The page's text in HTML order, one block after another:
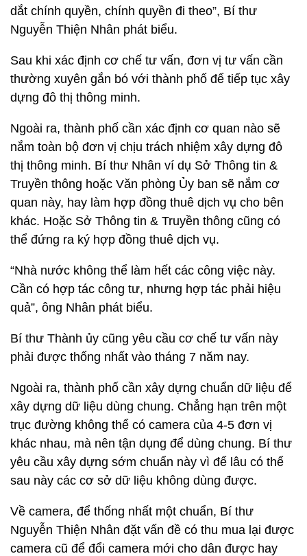
dắt chính quyền, chính quyền đi theo”, Bí thư
Nguyễn Thiện Nhân phát biểu.
Sau khi xác định cơ chế tư vấn, đơn vị tư vấn cần
thường xuyên gắn bó với thành phố để tiếp tục xây
dựng đô thị thông minh.
Ngoài ra, thành phố cần xác định cơ quan nào sẽ
nắm toàn bộ đơn vị chịu trách nhiệm xây dựng đô
thị thông minh. Bí thư Nhân ví dụ Sở Thông tin &
Truyền thông hoặc Văn phòng Ủy ban sẽ nắm cơ
quan này, hay làm hợp đồng thuê dịch vụ cho bên
khác. Hoặc Sở Thông tin & Truyền thông cũng có
thể đứng ra ký hợp đồng thuê dịch vụ.
“Nhà nước không thể làm hết các công việc này.
Cần có hợp tác công tư, nhưng hợp tác phải hiệu
quả”, ông Nhân phát biểu.
Bí thư Thành ủy cũng yêu cầu cơ chế tư vấn này
phải được thống nhất vào tháng 7 năm nay.
Ngoài ra, thành phố cần xây dựng chuẩn dữ liệu để
xây dựng dữ liệu dùng chung. Chẳng hạn trên một
trục đường không thể có camera của 4-5 đơn vị
khác nhau, mà nên tận dụng để dùng chung. Bí thư
yêu cầu xây dựng sớm chuẩn này vì để lâu có thể
sau này các cơ sở dữ liệu không dùng được.
Về camera, để thống nhất một chuẩn, Bí thư
Nguyễn Thiện Nhân đặt vấn đề có thu mua lại được
camera cũ để đổi camera mới cho dân được hay